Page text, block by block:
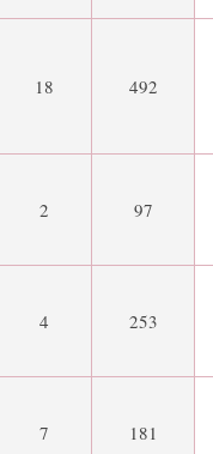
18 492
2 97
4 253
7 181